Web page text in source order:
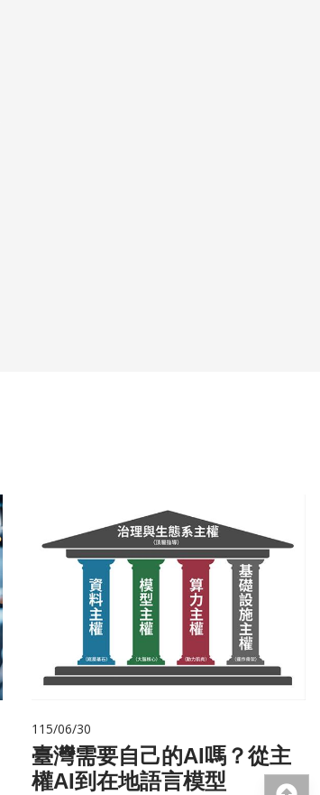
115/06/30
臺灣需要自己的AI嗎？從主
權AI到在地語言模型